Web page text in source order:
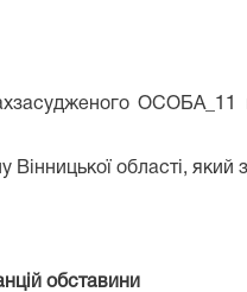
ОСОБА_11
області,
обставини